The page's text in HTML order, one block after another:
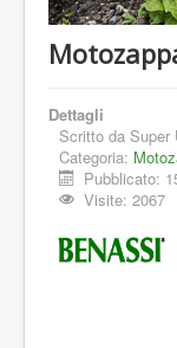
Dettagli
Scritto da Super
Categoria:
Pubblicato:
Visite: 2067